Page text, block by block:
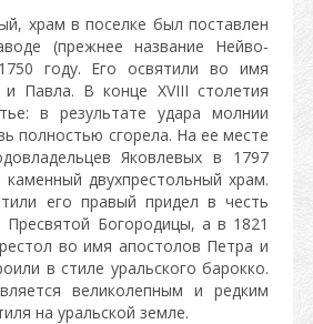
храм в поселке был поставлен
(прежнее название Нейво-
году. Его освятили во имя
Павла. В конце XVIII столетия
в результате удара молнии
полностью сгорела. На ее месте
Яковлевых в 1797
двухпрестольный храм.
его правый придел в честь
Богородицы, а в 1821
во имя апостолов Петра и
в стиле уральского барокко.
великолепным и редким
на уральской земле.